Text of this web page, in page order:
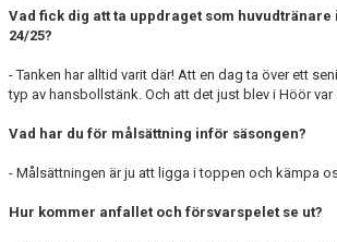
Vad fick dig att ta uppdraget som huvudtränare
24/25?
- Tanken har alltid varit där! Att en dag ta över ett
typ av hansbollstänk. Och att det just blev i Höör var
Vad har du för målsättning inför säsongen?
- Målsättningen är ju att ligga i toppen och kämpa
Hur kommer anfallet och försvarspelet se ut?